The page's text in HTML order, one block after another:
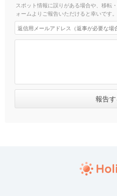
スポット情報に誤りがある場合や、移転
ォームよりご報告いただけると幸いです。